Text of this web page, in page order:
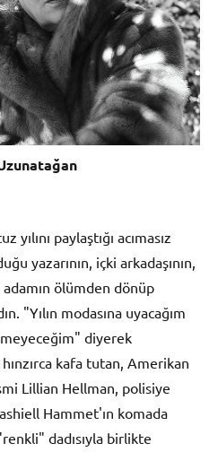
yılını paylaştığı acımasız
yazarının, içki arkadaşının,
ölümden dönüp
"Yılın modasına uyacağım
diyerek
kafa tutan, Amerikan
Lillian Hellman, polisiye
Hammet'ın komada
dadısıyla birlikte